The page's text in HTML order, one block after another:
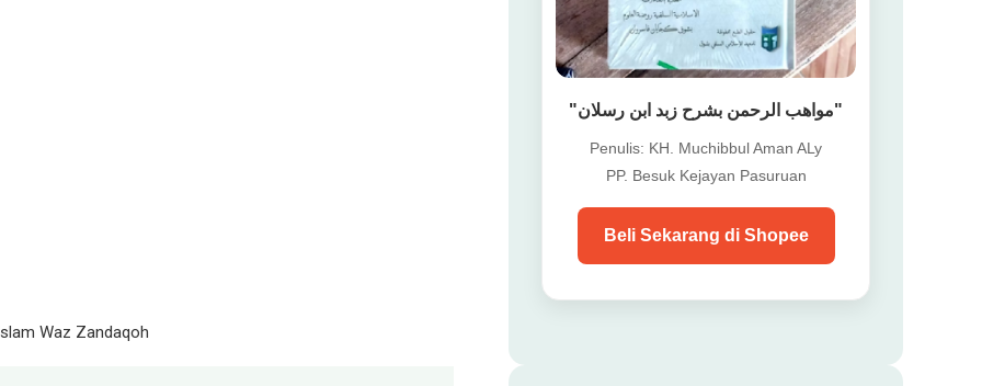
Waz Zandaqoh
"مواهب الرحمن بشرح زبد ابن رسلان"
Penulis: KH. Muchibbul Aman ALy
PP. Besuk Kejayan Pasuruan
Beli Sekarang di Shopee